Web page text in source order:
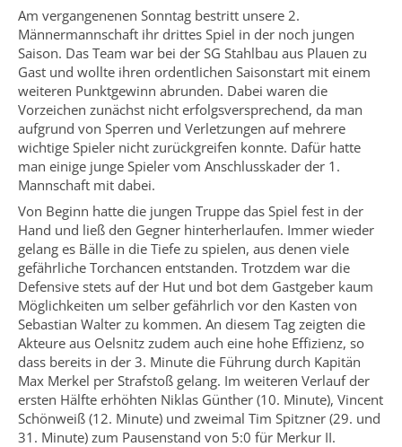
Am vergangenenen Sonntag bestritt unsere 2.
Männermannschaft ihr drittes Spiel in der noch jungen
Saison. Das Team war bei der SG Stahlbau aus Plauen zu
Gast und wollte ihren ordentlichen Saisonstart mit einem
weiteren Punktgewinn abrunden. Dabei waren die
Vorzeichen zunächst nicht erfolgsversprechend, da man
aufgrund von Sperren und Verletzungen auf mehrere
wichtige Spieler nicht zurückgreifen konnte. Dafür hatte
man einige junge Spieler vom Anschlusskader der 1.
Mannschaft mit dabei.
Von Beginn hatte die jungen Truppe das Spiel fest in der
Hand und ließ den Gegner hinterherlaufen. Immer wieder
gelang es Bälle in die Tiefe zu spielen, aus denen viele
gefährliche Torchancen entstanden. Trotzdem war die
Defensive stets auf der Hut und bot dem Gastgeber kaum
Möglichkeiten um selber gefährlich vor den Kasten von
Sebastian Walter zu kommen. An diesem Tag zeigten die
Akteure aus Oelsnitz zudem auch eine hohe Effizienz, so
dass bereits in der 3. Minute die Führung durch Kapitän
Max Merkel per Strafstoß gelang. Im weiteren Verlauf der
ersten Hälfte erhöhten Niklas Günther (10. Minute), Vincent
Schönweiß (12. Minute) und zweimal Tim Spitzner (29. und
31. Minute) zum Pausenstand von 5:0 für Merkur II.